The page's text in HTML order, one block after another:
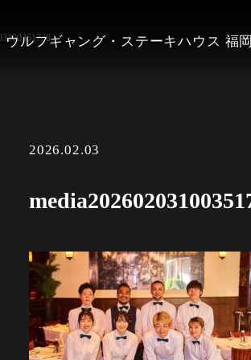
ウルフギャング・ステーキハウス 福
2026.02.03